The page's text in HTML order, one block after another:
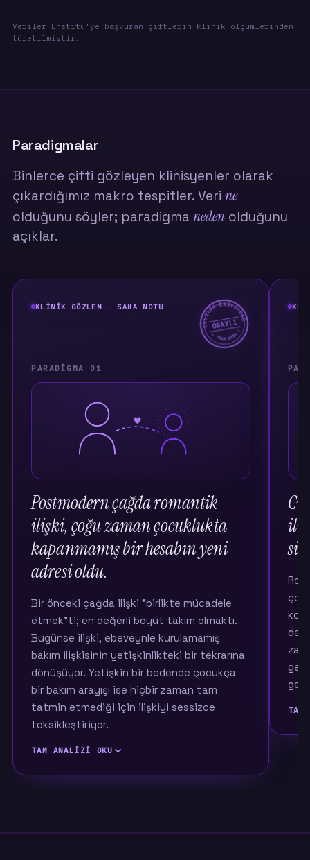
Veriler Enstitü'ye başvuran çiftlerin klinik ölçümlerinden
türetilmiştir.
Paradigmalar
Binlerce çifti gözleyen klinisyenler olarak
çıkardığımız makro tespitler. Veri ne
olduğunu söyler; paradigma neden olduğunu
açıklar.
KLINIK GÖZLEM · SAHA NOTU EVLİLİK ENSTİTÜSÜ
★ OCAK 2026 ★
ONAYLI
PARADIGMA 01
Postmodern çağda romantik
ilişki, çoğu zaman çocuklukta
kapanmamış bir hesabın yeni
adresi oldu.
Bir önceki çağda ilişki "birlikte mücadele
etmek"ti; en değerli boyut takım olmaktı.
Bugünse ilişki, ebeveynle kurulamamış
bakım ilişkisinin yetişkinlikteki bir tekrarına
dönüşüyor. Yetişkin bir bedende çocukça
bir bakım arayışı ise hiçbir zaman tam
tatmin etmediği için ilişkiyi sessizce
toksikleştiriyor.
TAM ANALIZI OKU
hayatı bölüşmek, ayakta kalmak. Ölçtüğümüz